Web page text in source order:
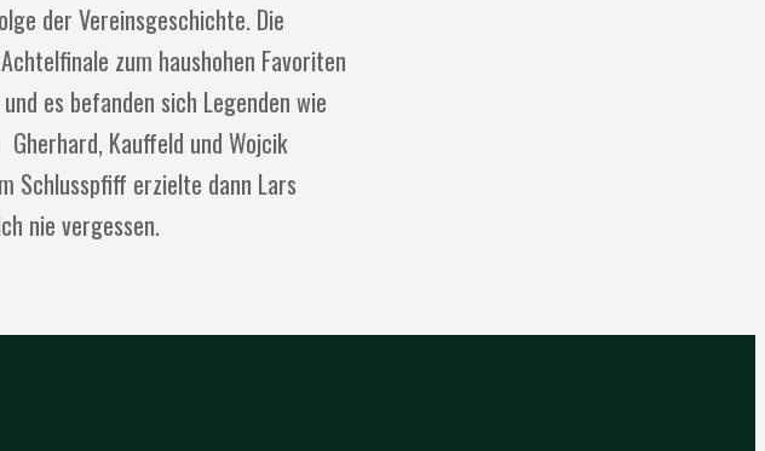
der Vereinsgeschichte. Die
zum haushohen Favoriten
es befanden sich Legenden wie
Kauffeld und Wojcik
Schlusspfiff erzielte dann Lars
nie vergessen.